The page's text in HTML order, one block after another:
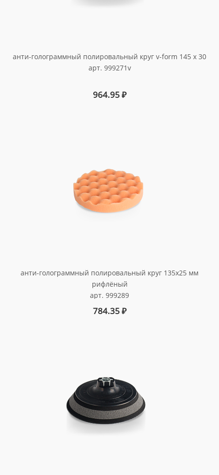
анти-голограммный полировальный круг v-form 145 x 30
арт. 999271v
964.95₽
анти-голограммный полировальный круг 135x25 мм
рифлёный
арт. 999289
784.35₽